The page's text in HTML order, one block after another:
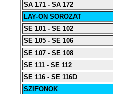
SA 171 - SA 172
LAY-ON SOROZAT
SE 101 - SE 102
SE 105 - SE 106
SE 107 - SE 108
SE 111 - SE 112
SE 116 - SE 116D
SZIFONOK